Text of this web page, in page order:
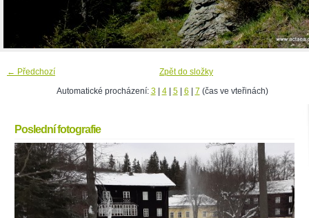
← Předchozí
Zpět do složky
Automatické procházení: 3| 4| 5| 6 7 (čas ve vteřinách)
Poslední fotografie